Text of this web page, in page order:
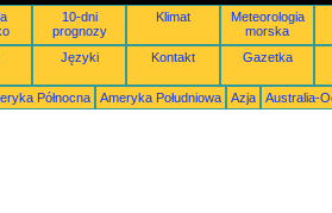
10-dni
prognozy
Klimat
Meteorologia
morska
Języki Kontakt Gazetka
Północna Ameryka Południowa Azja Australia-